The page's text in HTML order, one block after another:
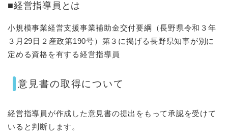
■経営指導員とは
小規模事業経営支援事業補助金交付要綱（長野県令和３年
３月29日２産政第190号）第３に掲げる長野県知事が別に
定める資格を有する経営指導員​
意見書の取得について
経営指導員が作成した意見書の提出をもって承認を受けて
いると判断します。